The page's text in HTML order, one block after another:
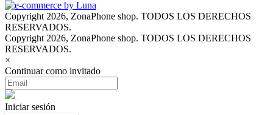
Copyright 2026, ZonaPhone shop. TODOS LOS DERECHOS
RESERVADOS.
Copyright 2026, ZonaPhone shop. TODOS LOS DERECHOS
RESERVADOS.
×
Continuar como invitado
Iniciar sesión